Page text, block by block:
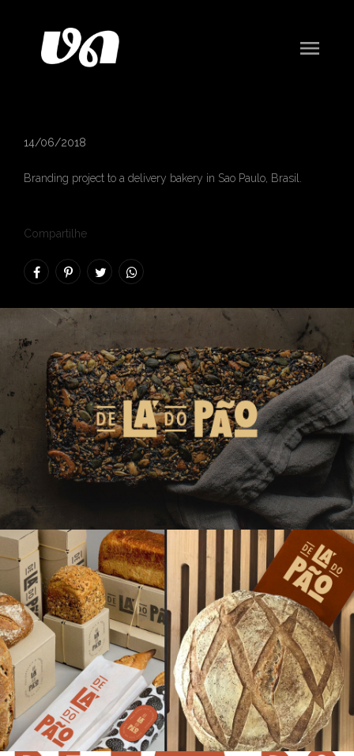
menu
14/06/2018
Branding project to a delivery bakery in Sao Paulo, Brasil.
Compartilhe